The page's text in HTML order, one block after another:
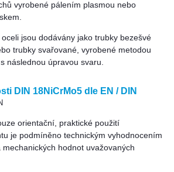
vyrobené pálením plasmou nebo
jsou dodávány jako trubky bezešvé
trubky svařované, vyrobené metodou
následnou úpravou svaru.
DIN 18NiCrMo5 dle EN / DIN
orientační, praktické použití
je podmíněno technickým vyhodnocením
hodnot uvažovaných